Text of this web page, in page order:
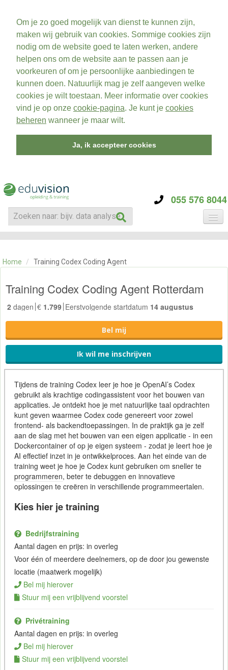
Om je zo goed mogelijk van dienst te kunnen zijn,
maken wij gebruik van cookies. Sommige cookies zijn
nodig om de website goed te laten werken, andere
helpen ons om de website aan te passen aan je
voorkeuren of om je persoonlijke aanbiedingen te
kunnen doen. Natuurlijk mag je zelf aangeven welke
cookies je wilt toestaan. Meer informatie over cookies
vind je op onze cookie-pagina. Je kunt je cookies
beheren wanneer je maar wilt.
Ja, ik accepteer cookies
055 576 8044
CATEGORIE
OVER ONS
SKILLS ALCHEMIST
Home / Training Codex Coding Agent
Training Codex Coding Agent Rotterdam
2 dagen € 1.799 Eerstvolgende startdatum 14 augustus
Bel mij
Ik wil me inschrijven
Tijdens de training Codex leer je hoe je OpenAI’s Codex
gebruikt als krachtige codingassistent voor het bouwen van
applicaties. Je ontdekt hoe je met natuurlijke taal opdrachten
kunt geven waarmee Codex code genereert voor zowel
frontend- als backendtoepassingen. In de praktijk ga je zelf
aan de slag met het bouwen van een eigen applicatie - in een
Dockercontainer of op je eigen systeem - zodat je leert hoe je
AI effectief inzet in je ontwikkelproces. Aan het einde van de
training weet je hoe je Codex kunt gebruiken om sneller te
programmeren, beter te debuggen en innovatieve
oplossingen te creëren in verschillende programmeertalen.
Kies hier je training
Bedrijfstraining
Aantal dagen en prijs: in overleg
Voor één of meerdere deelnemers, op de door jou gewenste
locatie (maatwerk mogelijk)
Bel mij hierover
Stuur mij een vrijblijvend voorstel
Privétraining
Aantal dagen en prijs: in overleg
Bel mij hierover
Stuur mij een vrijblijvend voorstel